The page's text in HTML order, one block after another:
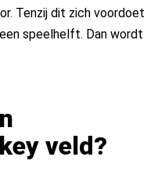
Tenzij dit zich voordoet
speelhelft. Dan wordt
veld?